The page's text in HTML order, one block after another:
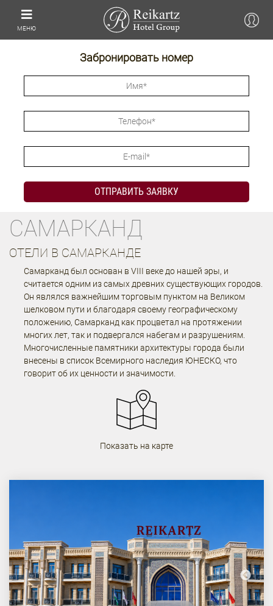
МЕНЮ
Забронировать номер
САМАРКАНД
ОТЕЛИ В САМАРКАНДЕ
Самарканд был основан в VIII веке до нашей эры, и
считается одним из самых древних существующих городов.
Он являлся важнейшим торговым пунктом на Великом
шелковом пути и благодаря своему географическому
положению, Самарканд как процветал на протяжении
многих лет, так и подвергался набегам и разрушениям.
Многочисленные памятники архитектуры города были
внесены в список Всемирного наследия ЮНЕСКО, что
говорит об их ценности и значимости.
Показать на карте